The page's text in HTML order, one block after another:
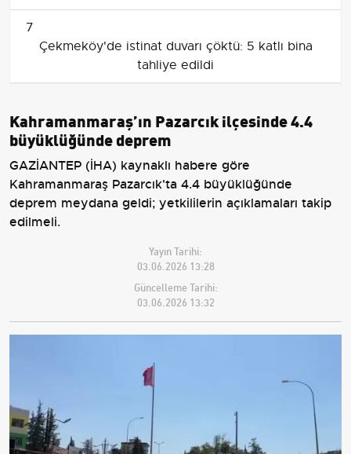
7
Çekmeköy'de istinat duvarı çöktü: 5 katlı bina
tahliye edildi
Kahramanmaraş’ın Pazarcık ilçesinde 4.4
büyüklüğünde deprem
GAZİANTEP (İHA) kaynaklı habere göre
Kahramanmaraş Pazarcık'ta 4.4 büyüklüğünde
deprem meydana geldi; yetkililerin açıklamaları takip
edilmeli.
Yayın Tarihi:
03.06.2026 13:28
Güncelleme Tarihi:
03.06.2026 13:32